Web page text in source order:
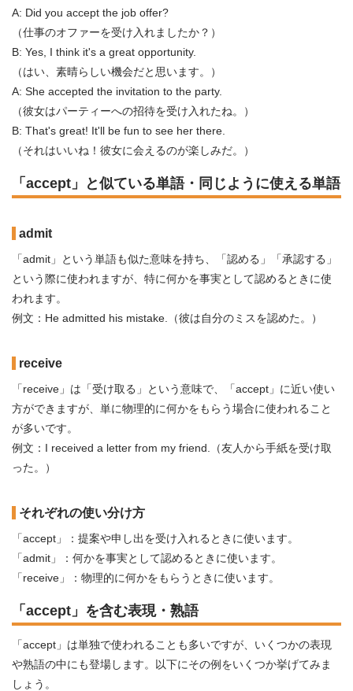
A: Did you accept the job offer?
（仕事のオファーを受け入れましたか？）
B: Yes, I think it's a great opportunity.
（はい、素晴らしい機会だと思います。）
A: She accepted the invitation to the party.
（彼女はパーティーへの招待を受け入れたね。）
B: That's great! It'll be fun to see her there.
（それはいいね！彼女に会えるのが楽しみだ。）
「accept」と似ている単語・同じように使える単語
admit
「admit」という単語も似た意味を持ち、「認める」「承認する」
という際に使われますが、特に何かを事実として認めるときに使
われます。
例文：He admitted his mistake.（彼は自分のミスを認めた。）
receive
「receive」は「受け取る」という意味で、「accept」に近い使い
方ができますが、単に物理的に何かをもらう場合に使われること
が多いです。
例文：I received a letter from my friend.（友人から手紙を受け取
った。）
それぞれの使い分け方
「accept」：提案や申し出を受け入れるときに使います。
「admit」：何かを事実として認めるときに使います。
「receive」：物理的に何かをもらうときに使います。
「accept」を含む表現・熟語
「accept」は単独で使われることも多いですが、いくつかの表現
や熟語の中にも登場します。以下にその例をいくつか挙げてみま
しょう。